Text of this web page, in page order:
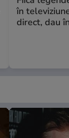
în
direct, dau